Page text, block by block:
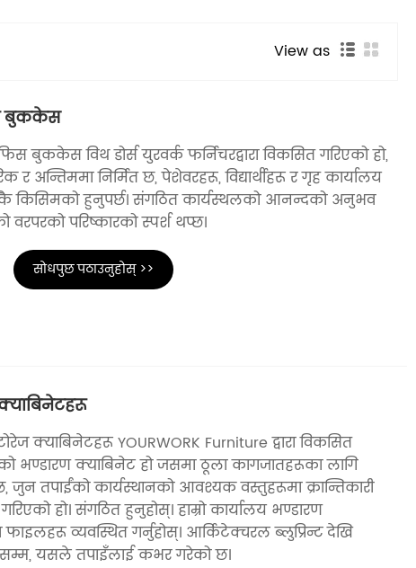
View as
बुककेस
बुककेस विथ डोर्स युरवर्क फर्निचरद्वारा विकसित गरिएको हो,
र अन्तिममा निर्मित छ, पेशेवरहरू, विद्यार्थीहरू र गृह कार्यालय
किसिमको हुनुपर्छ। संगठित कार्यस्थलको आनन्दको अनुभव
परिष्कारको स्पर्श थप्छ।
सोधपुछ पठाउनुहोस् >>
क्याबिनेटहरू YOURWORK Furniture द्वारा विकसित
भण्डारण क्याबिनेट हो जसमा ठूला कागजातहरूका लागि
तपाईंको कार्यस्थानको आवश्यक वस्तुहरूमा क्रान्तिकारी
हो। संगठित हुनुहोस्। हाम्रो कार्यालय भण्डारण
व्यवस्थित गर्नुहोस्। आर्किटेक्चरल ब्लुप्रिन्ट देखि
यसले तपाइँलाई कभर गरेको छ।